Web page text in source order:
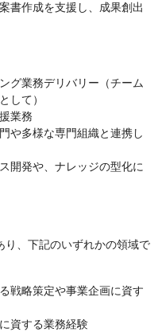
書作成を支援し、成果創出
グ業務デリバリー（チーム
して）
業務
や多様な専門組織と連携し
開発や、ナレッジの型化に
り、下記のいずれかの領域で
戦略策定や事業企画に資す
資する業務経験